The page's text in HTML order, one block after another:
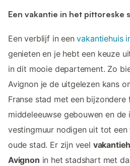
Een vakantie in het pittoreske
Een verblijf in eenvakantiehuis
genieten en je hebt een keuze
in dit mooie departement. Zo
Avignon je de uitgelezen kans
Franse stad met een bijzondere
middeleeuwse gebouwen en de
vestingmuur nodigen uit tot
oude stad. Er zijn veel
Avignon in het stadshart met